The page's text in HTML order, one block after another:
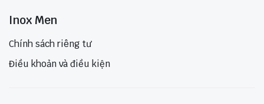
Inox Men
Chính sách riêng tư
Điều khoản và điều kiện